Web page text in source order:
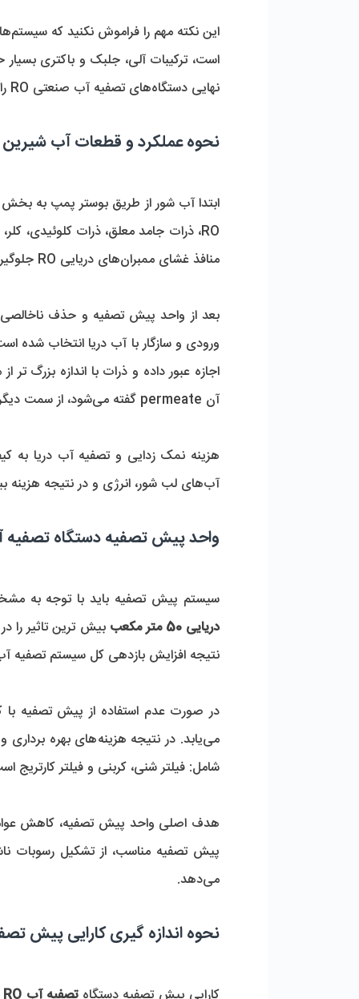
نهایی دستگاه‌های تصفیه آب صنعتی RO را به مقدار قابل توجهی کاهش می‌دهد
نحوه عملکرد و قطعات آب شیرین کن
ابتدا آب شور از طریق بوستر پمپ به
منافذ غشای ممبران‌های دریایی RO جلوگیری کرده و هزینه‌های نگهداری از دستگاه تصفیه آب صنعتی را کاهش می‌دهد.
آن permeate گفته می‌شود، از سمت دیگر وسل ممبران و آب شور که به آن concentrate گفته می‌شود نیز از خروجی آب غلیظ شده خارج می‌شود.
آب‌های لب شور، انرژی و در نتیجه هزینه بیش تری برای تصفیه نیاز دارد.
واحد پیش تصفیه دستگاه تصفیه آب
سیستم پیش تصفیه باید با توجه به
دریایی 50 متر مکعب
نتیجه افزایش بازدهی کل سیستم تصفیه
شامل: فیلتر شنی، کربنی و فیلتر کارتریج
می‌دهد.
نحوه اندازه گیری کارایی پیش تصفیه